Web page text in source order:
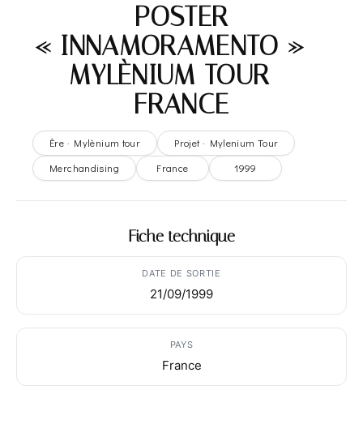
POSTER
« INNAMORAMENTO » –
MYLÈNIUM TOUR –
FRANCE
Ère · Mylènium tour
Projet · Mylenium Tour
Merchandising
France 1999
Fiche technique
DATE DE SORTIE
21/09/1999
PAYS
France